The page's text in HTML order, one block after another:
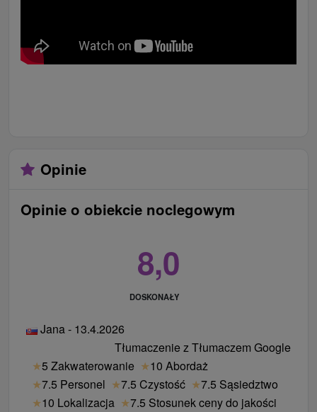
Opinie
Opinie o obiekcie noclegowym
8,0
DOSKONAŁY
Jana - 13.4.2026
Tłumaczenie z Tłumaczem Google
★5 Zakwaterowanie ★10 Abordaż
★7.5 Personel ★7.5 Czystość ★7.5 Sąsiedztwo
★10 Lokalizacja ★7.5 Stosunek ceny do jakości